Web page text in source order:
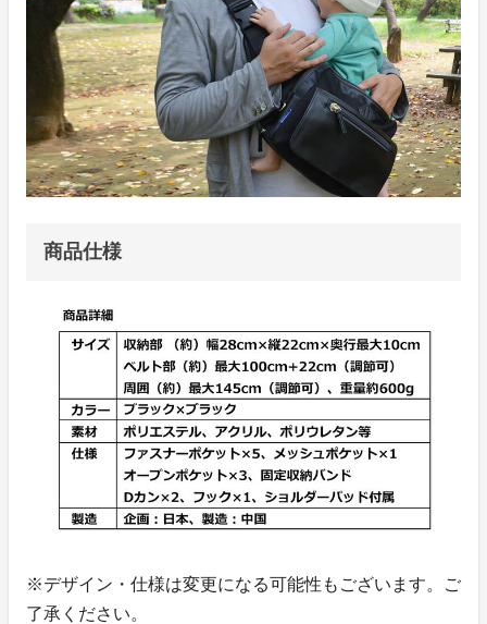
商品仕様
※デザイン・仕様は変更になる可能性もございます。ご
了承ください。